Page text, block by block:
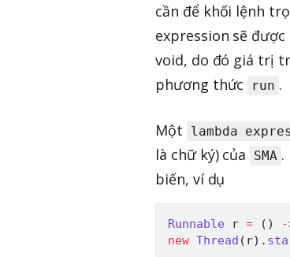
cần để khối lệnh
expression sẽ
void, do đó giá trị
phương thức
run .
Một lambda
là chữ ký) của
SMA .
biến, ví dụ
Runnable r = ( ) -
new Thread ( r) .